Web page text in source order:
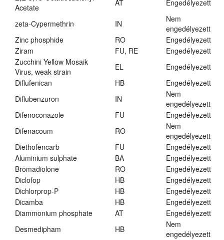
Acetate
AT Engedélyezett
zeta-Cypermethrin IN
Nem
engedélyezett
Zinc phosphide
RO
Engedélyezett
Ziram
FU, RE
Engedélyezett
Zucchini Yellow Mosaik
Virus, weak strain
EL
Engedélyezett
Diflufenican
HB
Engedélyezett
Diflubenzuron
IN
Nem
engedélyezett
Difenoconazole
FU
Engedélyezett
Difenacoum
RO
Nem
engedélyezett
Diethofencarb
FU
Engedélyezett
Aluminium sulphate
BA
Engedélyezett
Bromadiolone
RO
Engedélyezett
Diclofop
HB
Engedélyezett
Dichlorprop-P
HB
Engedélyezett
Dicamba
HB
Engedélyezett
Diammonium phosphate
AT
Engedélyezett
Desmedipham
HB
Nem
engedélyezett